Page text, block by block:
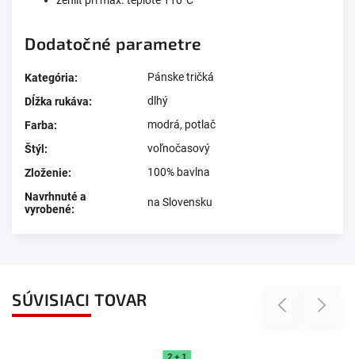
Dodatočné parametre
Kategória:
Pánske tričká
Dĺžka rukáva:
dlhý
Farba: modrá, potlač
Štýl :
voľnočasový
Zloženie:
100% bavlna
Navrhnuté a
vyrobené:
na Slovensku
SÚVISIACI TOVAR Previous Next